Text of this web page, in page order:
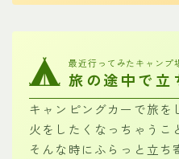
最近行ってみたキャンプ
旅の途中で立
キャンピングカーで旅を
火をしたくなっちゃうこ
そんな時にふらっと立ち